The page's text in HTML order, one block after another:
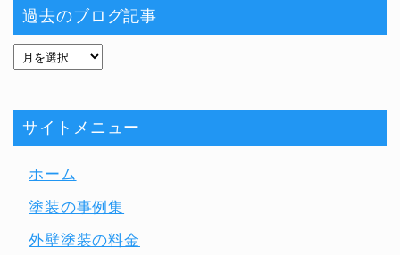
過去のブログ記事
サイトメニュー
ホーム
塗装の事例集
外壁塗装の料金